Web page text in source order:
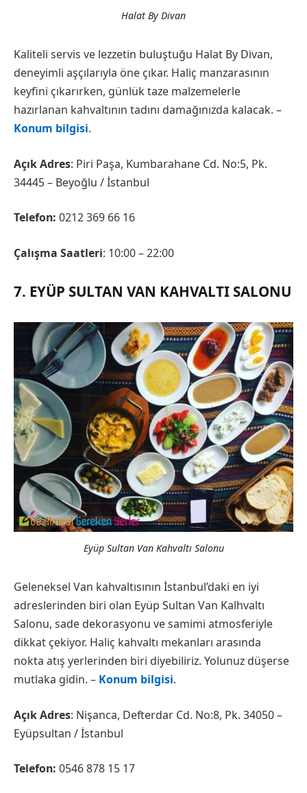
Halat By Divan
Kaliteli servis ve lezzetin buluştuğu Halat By Divan,
deneyimli aşçılarıyla öne çıkar. Haliç manzarasının
keyfini çıkarırken, günlük taze malzemelerle
hazırlanan kahvaltının tadını damağınızda kalacak. –
Konum bilgisi.
Açık Adres: Piri Paşa, Kumbarahane Cd. No:5, Pk.
34445 – Beyoğlu / İstanbul
Telefon: 0212 369 66 16
Çalışma Saatleri: 10:00 – 22:00
7. EYÜP SULTAN VAN KAHVALTI SALONU
Eyüp Sultan Van Kahvaltı Salonu
Geleneksel Van kahvaltısının İstanbul’daki en iyi
adreslerinden biri olan Eyüp Sultan Van Kalhvaltı
Salonu, sade dekorasyonu ve samimi atmosferiyle
dikkat çekiyor. Haliç kahvaltı mekanları arasında
nokta atış yerlerinden biri diyebiliriz. Yolunuz düşerse
mutlaka gidin. – Konum bilgisi.
Açık Adres: Nişanca, Defterdar Cd. No:8, Pk. 34050 –
Eyüpsultan / İstanbul
Telefon: 0546 878 15 17